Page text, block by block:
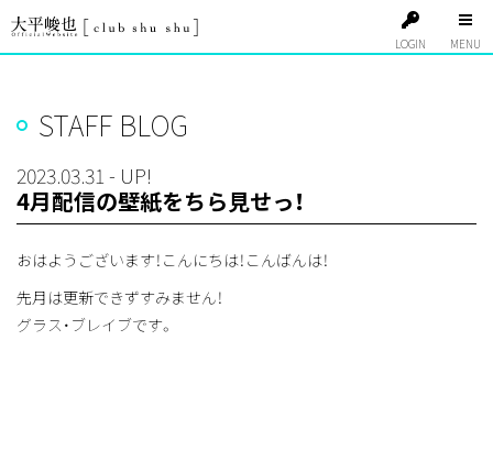
LOGIN
STAFF BLOG
2023.03.31 - UP!
4月配信の壁紙をちら見せっ！
おはようございます！こんにちは！こんばんは！
先月は更新できずすみません！
グラス・ブレイブです。